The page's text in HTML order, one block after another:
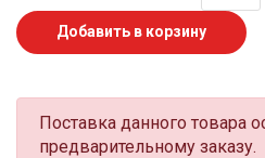
Добавить в корзину
Поставка данного товара
предварительному заказу.